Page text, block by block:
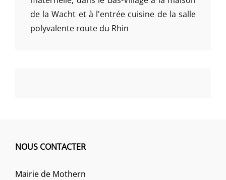
de la Wacht et à l'entrée cuisine de la salle
polyvalente route du Rhin
NOUS CONTACTER
Mairie de Mothern